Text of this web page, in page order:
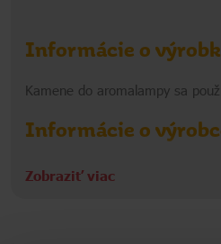
Informácie o
Kamene do aromalampy sa
Informácie o
HRD
Zobraziť viac